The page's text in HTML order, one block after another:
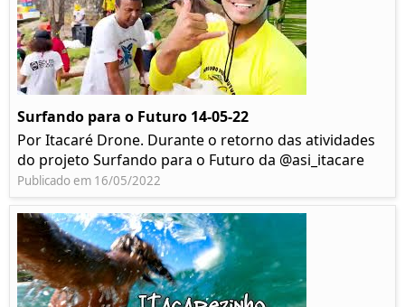
Surfando para o Futuro 14-05-22
Por Itacaré Drone. Durante o retorno das atividades
do projeto Surfando para o Futuro da @asi_itacare
Publicado em 16/05/2022